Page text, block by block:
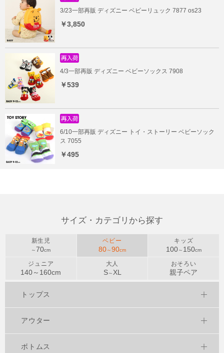
3/23一部再販 ディズニー ベビーリュック 7877 os23
￥3,850
4/3一部再販 ディズニー ベビーソックス 7908
￥539
6/10一部再販 ディズニー トイ・ストーリー ベビーソック
ス 7055
￥495
サイズ・カテゴリから探す
新生児
～ 70cm
ベビー
80～90cm
キッズ
100～ 150cm
ジュニア
140～ 160cm
大人
S～ XL
おそろい
親子ペア
トップス
アウター
ボトムス